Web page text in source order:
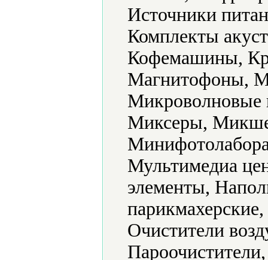
Источники
Комплекты
Кофемашины,
Магнитофоны,
Миксеры,
Мультимедиа
элементы,
Очистители